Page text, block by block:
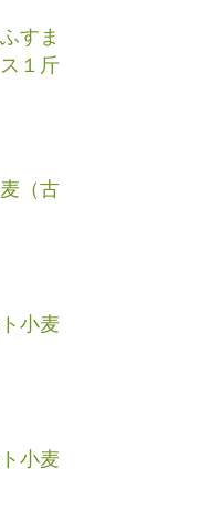
すま
１斤
（古
小麦
小麦